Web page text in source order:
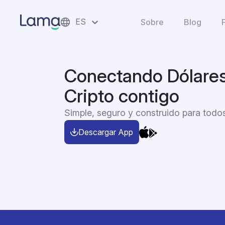
Language Selector
ES Sobre Blog
Conectando
Cripto contigo
Simple, seguro y construido para
Descargar App